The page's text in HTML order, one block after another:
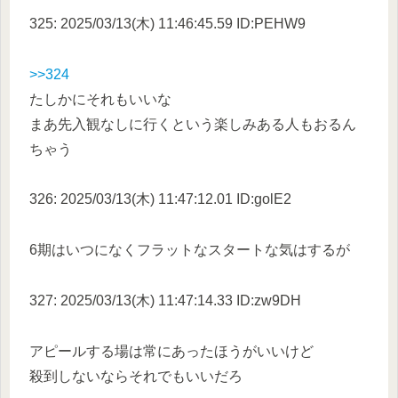
325: 2025/03/13(木) 11:46:45.59 ID:PEHW9
>>324
たしかにそれもいいな
まあ先入観なしに行くという楽しみある人もおるん
ちゃう
326: 2025/03/13(木) 11:47:12.01 ID:golE2
6期はいつになくフラットなスタートな気はするが
327: 2025/03/13(木) 11:47:14.33 ID:zw9DH
アピールする場は常にあったほうがいいけど
殺到しないならそれでもいいだろ